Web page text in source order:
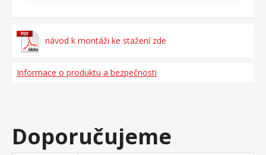
návod k montáži ke stažení zde
Informace o produktu a bezpečnosti
Doporučujeme